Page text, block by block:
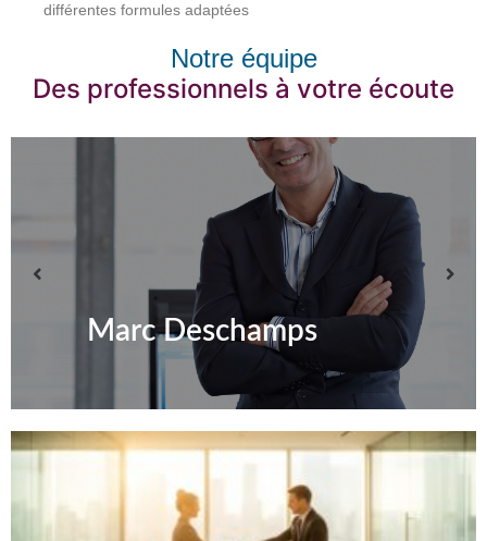
différentes formules adaptées
Notre équipe
Des professionnels à votre écoute
Manon Dessein